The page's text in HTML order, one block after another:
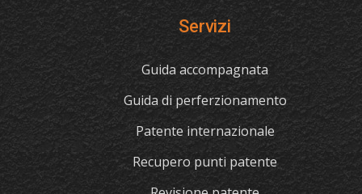
Servizi
Guida accompagnata
Guida di perferzionamento
Patente internazionale
Recupero punti patente